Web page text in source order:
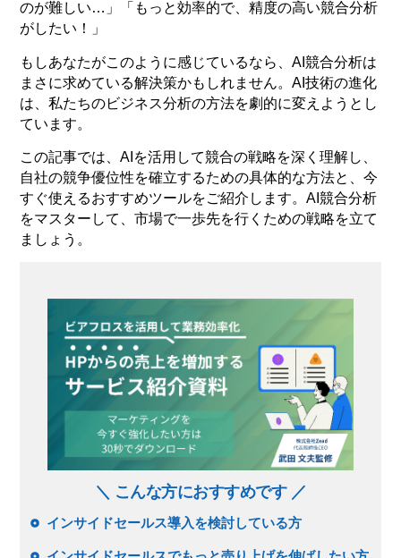
のが難しい…」「もっと効率的で、精度の高い競合分析
がしたい！」
もしあなたがこのように感じているなら、AI競合分析は
まさに求めている解決策かもしれません。AI技術の進化
は、私たちのビジネス分析の方法を劇的に変えようとし
ています。
この記事では、AIを活用して競合の戦略を深く理解し、
自社の競争優位性を確立するための具体的な方法と、今
すぐ使えるおすすめツールをご紹介します。AI競合分析
をマスターして、市場で一歩先を行くための戦略を立て
ましょう。
＼ こんな方におすすめです ／
インサイドセールス導入を検討している方